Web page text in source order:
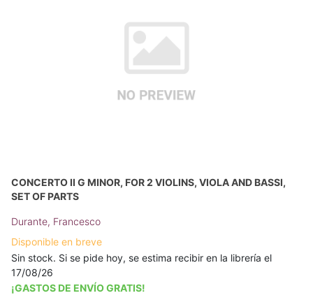
CONCERTO II G MINOR, FOR 2 VIOLINS, VIOLA AND BASSI,
SET OF PARTS
Durante, Francesco
Disponible en breve
Sin stock. Si se pide hoy, se estima recibir en la librería el
17/08/26
¡GASTOS DE ENVÍO GRATIS!